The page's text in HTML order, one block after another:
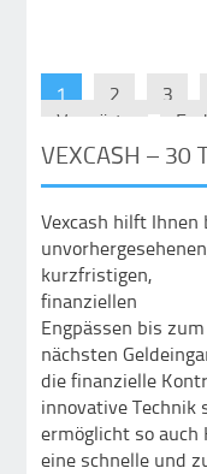
1 2 3
Vorwärts
VEXCASH – 30
Vexcash hilft Ihnen
kurzfristigen,
finanziellen
Engpässen bis zum
nächsten
die finanzielle
innovative Technik
ermöglicht so
eine schnelle und